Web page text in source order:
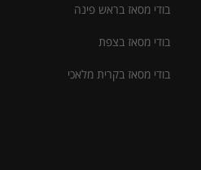
בודי מסאז בראש פינה
בודי מסאז בצפת
בודי מסאז בקרית מלאכי